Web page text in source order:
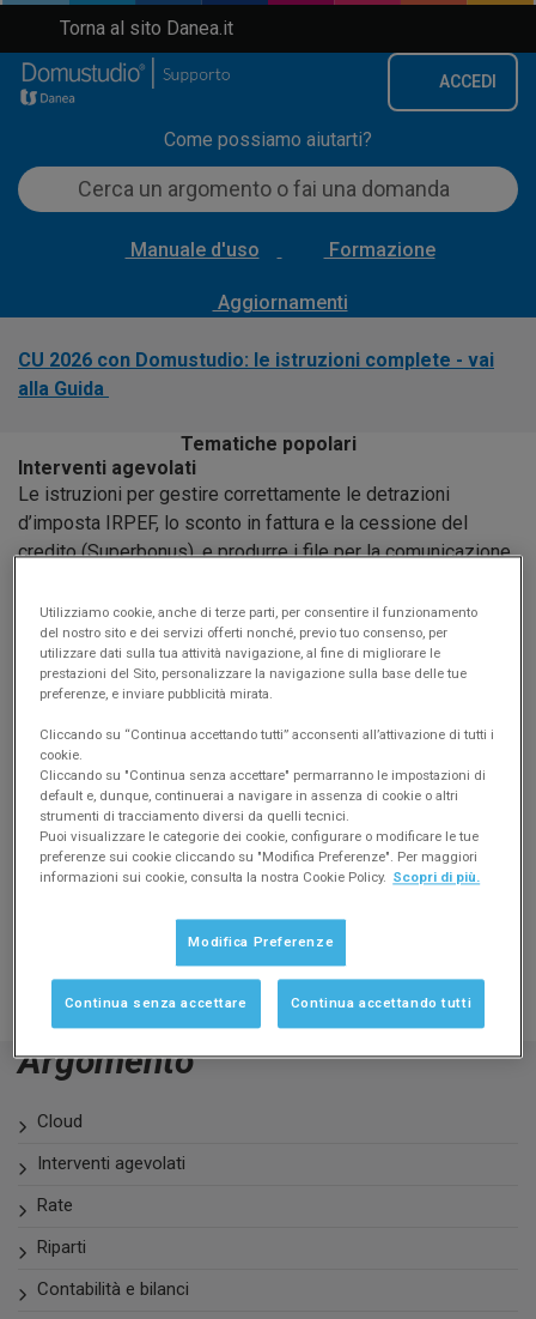
Torna al sito Danea.it
ACCEDI
Come possiamo aiutarti?
Manuale d'uso Formazione
Aggiornamenti
CU 2026 con Domustudio: le istruzioni complete - vai
alla Guida
Tematiche popolari
Interventi agevolati
Le istruzioni per gestire correttamente le detrazioni
d’imposta IRPEF, lo sconto in fattura e la cessione del
credito (Superbonus), e produrre i file per la comunicazione
Vai alla tematica
Modello CU 2026
La Guida pratica alla verifica, compilazione, invio e
annullamento del modello CU 2026 con Danea Domustudio.
Modello 770/2025
La video-guida e le istruzioni passo passo alla produzione
del modello 770/2025 per fatture e ritenute corrisposte
nell’anno fiscale 2024.
Vai alla tematica
Le più richieste
Ereditare un condominio da un altro amministratore
Installazione in rete di Domustudio
Creazione e gestione Fondi
Consumi e contatori
Argomento
Cloud
Interventi agevolati
Rate
Riparti
Contabilità e bilanci
Utilizziamo cookie, anche di terze parti, per consentire il funzionamento
del nostro sito e dei servizi offerti nonché, previo tuo consenso, per
utilizzare dati sulla tua attività navigazione, al fine di migliorare le
prestazioni del Sito, personalizzare la navigazione sulla base delle tue
preferenze, e inviare pubblicità mirata.
Cliccando su “Continua accettando tutti” acconsenti all’attivazione di tutti i
cookie.
Cliccando su "Continua senza accettare" permarranno le impostazioni di
default e, dunque, continuerai a navigare in assenza di cookie o altri
strumenti di tracciamento diversi da quelli tecnici.
Puoi visualizzare le categorie dei cookie, configurare o modificare le tue
preferenze sui cookie cliccando su "Modifica Preferenze". Per maggiori
informazioni sui cookie, consulta la nostra Cookie Policy. Scopri di più.
Modifica Preferenze
Continua senza accettare Continua accettando tutti